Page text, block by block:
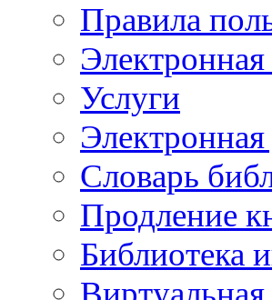
Правила
Услуги
Словарь
Продление
Библиотека